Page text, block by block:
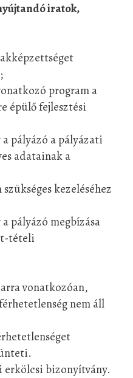
iratok,
program a
épülő fejlesztési
pályázó a pályázati
adatainak a
kezeléséhez
pályázó megbízása
tételi
vonatkozóan,
nem áll
erkölcsi bizonyítvány.